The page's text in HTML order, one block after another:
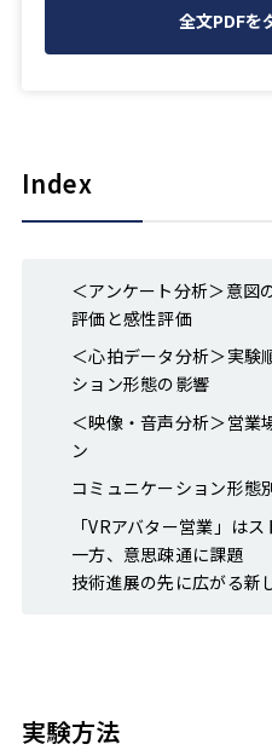
全文PDFを
Index
＜アンケート分析＞意図
評価と感性評価
＜心拍データ分析＞実験
ション形態の影響
＜映像・音声分析＞営業
ン
コミュニケーション形態
「VRアバター営業」は
一方、意思疎通に課題
技術進展の先に広がる新
実験方法